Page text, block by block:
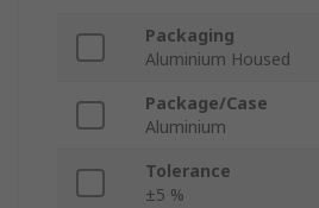
Packaging
Aluminium Housed
Package/Case
Aluminium
Tolerance
±5 %